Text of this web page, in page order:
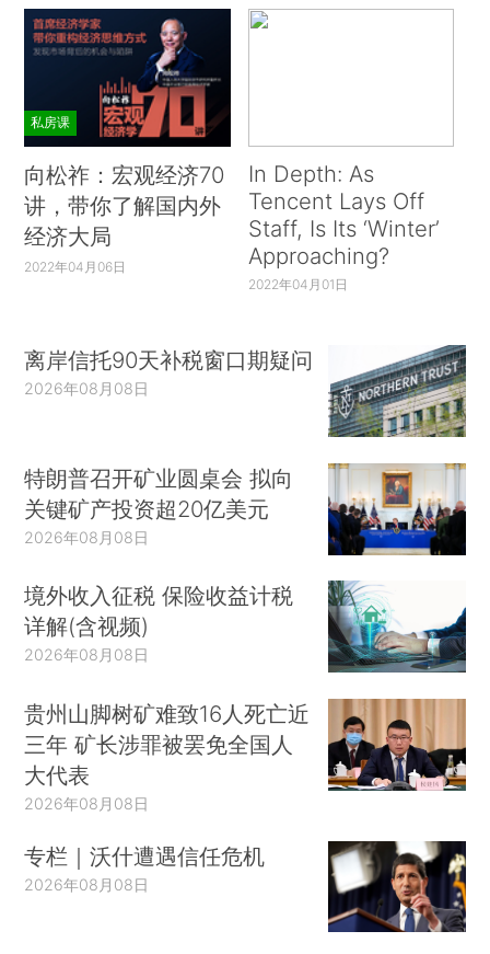
私房课
向松祚：宏观经济70
讲，带你了解国内外
经济大局
2022年04月06日
In Depth: As
Tencent Lays Off
Staff, Is Its ‘Winter’
Approaching?
2022年04月01日
离岸信托90天补税窗口期疑问
2026年08月08日
特朗普召开矿业圆桌会 拟向
关键矿产投资超20亿美元
2026年08月08日
境外收入征税 保险收益计税
详解(含视频)
2026年08月08日
贵州山脚树矿难致16人死亡近
三年 矿长涉罪被罢免全国人
大代表
2026年08月08日
专栏｜沃什遭遇信任危机
2026年08月08日